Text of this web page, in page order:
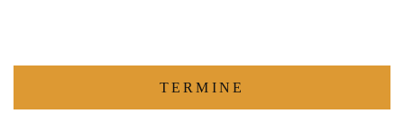
TERMINE